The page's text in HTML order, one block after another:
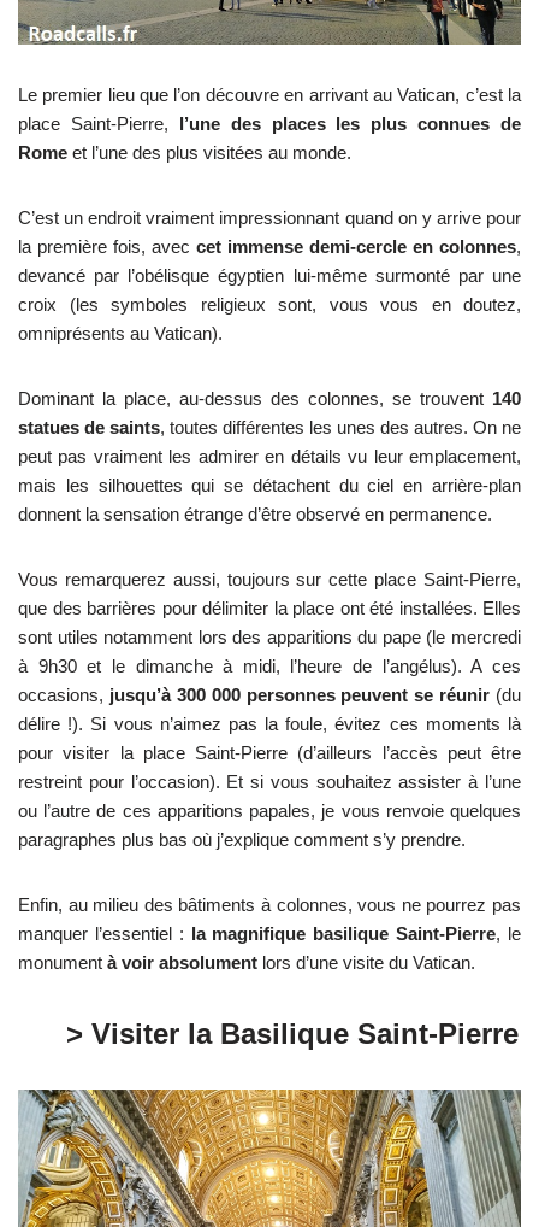
Le premier lieu que l’on découvre en arrivant au Vatican, c’est la
place Saint-Pierre, l’une des places les plus connues de
Rome et l’une des plus visitées au monde.
C’est un endroit vraiment impressionnant quand on y arrive pour
la première fois, avec cet immense demi-cercle en colonnes,
devancé par l’obélisque égyptien lui-même surmonté par une
croix (les symboles religieux sont, vous vous en doutez,
omniprésents au Vatican).
Dominant la place, au-dessus des colonnes, se trouvent 140
statues de saints, toutes différentes les unes des autres. On ne
peut pas vraiment les admirer en détails vu leur emplacement,
mais les silhouettes qui se détachent du ciel en arrière-plan
donnent la sensation étrange d’être observé en permanence.
Vous remarquerez aussi, toujours sur cette place Saint-Pierre,
que des barrières pour délimiter la place ont été installées. Elles
sont utiles notamment lors des apparitions du pape (le mercredi
à 9h30 et le dimanche à midi, l’heure de l’angélus). A ces
occasions, jusqu’à 300 000 personnes peuvent se réunir (du
délire !). Si vous n’aimez pas la foule, évitez ces moments là
pour visiter la place Saint-Pierre (d’ailleurs l’accès peut être
restreint pour l’occasion). Et si vous souhaitez assister à l’une
ou l’autre de ces apparitions papales, je vous renvoie quelques
paragraphes plus bas où j’explique comment s’y prendre.
Enfin, au milieu des bâtiments à colonnes, vous ne pourrez pas
manquer l’essentiel : la magnifique basilique Saint-Pierre, le
monument à voir absolument lors d’une visite du Vatican.
> Visiter la Basilique Saint-Pierre